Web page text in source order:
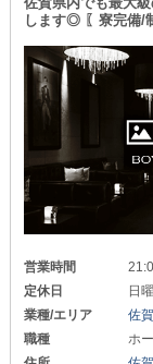
スキマ時間を利
■ 遠方からのご応
当店では快適な
ご実家からの自
お気軽にご相談く
✦ː──────────
実は…当店の待遇
ここには書きき
【ショコラ】の事
あなたと一緒に
それよりも大事な
「他業種をやって
「今のお店より稼
「同年代と差をつ
志望動機は何で
基礎的なルール
安心して当店を
疑問点が聞きや
あなたをお待ち
■□■高収入をお約
ホール＊23万円～
日払い可能だから
すぐにお財布が
また【ハリウッド
します◎ 〖寮完備/
営業時間
定休日
日
業種/エリア
佐
職種
ホ